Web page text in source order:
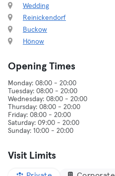
Wedding
Reinickendorf
Buckow
Hönow
Opening Times
Monday: 08:00 - 20:00
Tuesday: 08:00 - 20:00
Wednesday: 08:00 - 20:00
Thursday: 08:00 - 20:00
Friday: 08:00 - 20:00
Saturday: 09:00 - 20:00
Visit Limits